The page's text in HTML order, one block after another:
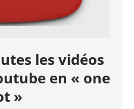
les vidéos
en « one
»